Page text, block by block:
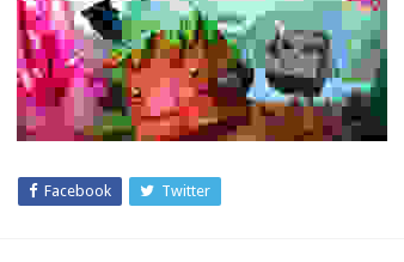
Facebook Twitter